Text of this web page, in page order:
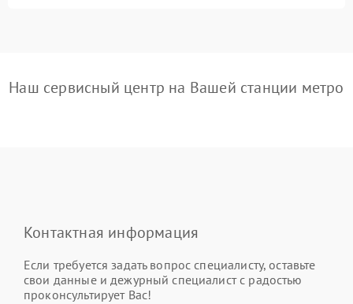
Наш сервисный центр на Вашей станции метро
Контактная информация
Если требуется задать вопрос специалисту, оставьте
свои данные и дежурный специалист с радостью
проконсультирует Вас!